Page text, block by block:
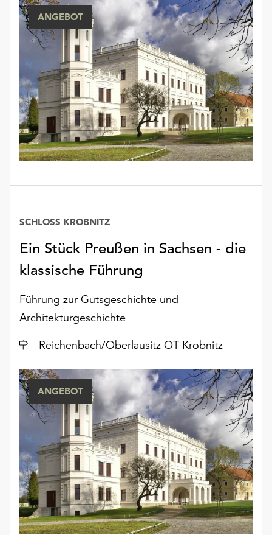
Datenschutzerklärung
oder
ANGEBOT
Ein Stück Preußen in Sachsen - die
klassische Führung
SCHLOSS KROBNITZ
Führung zur Gutsgeschichte und
Architekturgeschichte
Ort
Reichenbach/Oberlausitz OT Krobnitz
ANGEBOT